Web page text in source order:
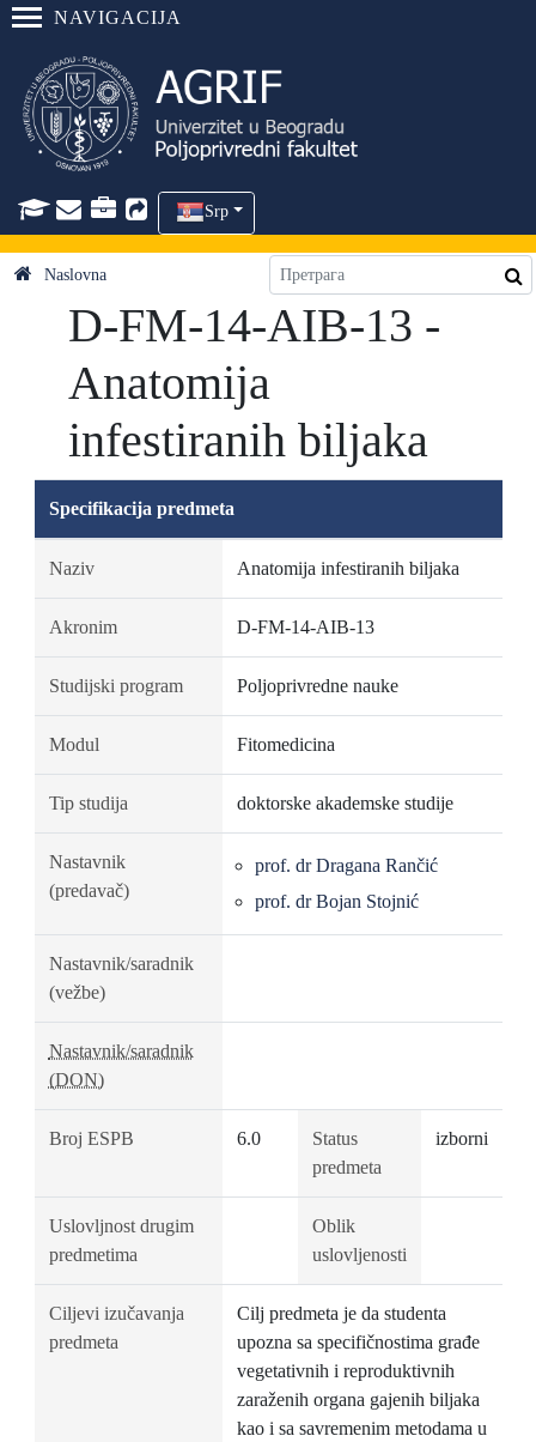
NAVIGACIJA
Srp
Naslovna
D-FM-14-AIB-13 -
Anatomija
infestiranih biljaka
Specifikacija predmeta
Naziv Anatomija infestiranih biljaka
Akronim D-FM-14-AIB-13
Studijski program Poljoprivredne nauke
Modul Fitomedicina
Tip studija doktorske akademske studije
Nastavnik
(predavač)
prof. dr Dragana Rančić
prof. dr Bojan Stojnić
Nastavnik/saradnik
(vežbe)
Nastavnik/saradnik
(DON)
Broj ESPB 6.0
Status
predmeta
izborni
Uslovljnost drugim
predmetima
Oblik
uslovljenosti
Ciljevi izučavanja
predmeta
Cilj predmeta je da studenta
upozna sa specifičnostima građe
vegetativnih i reproduktivnih
zaraženih organa gajenih biljaka
kao i sa savremenim metodama u